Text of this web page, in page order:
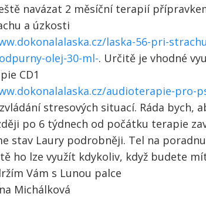
navázat 2 měsíční terapií
a úzkosti
laska-56-pri-
olej-30-ml-. Určitě je vhodné
CD1
audioterapie-pro-
stresových situací. Ráda bych,
po 6 týdnech od počátku terapie
stav Laury podrobněji. Tel na poradnu
ho lze využít kdykoliv, když budete
Vám s Lunou palce
Michálková